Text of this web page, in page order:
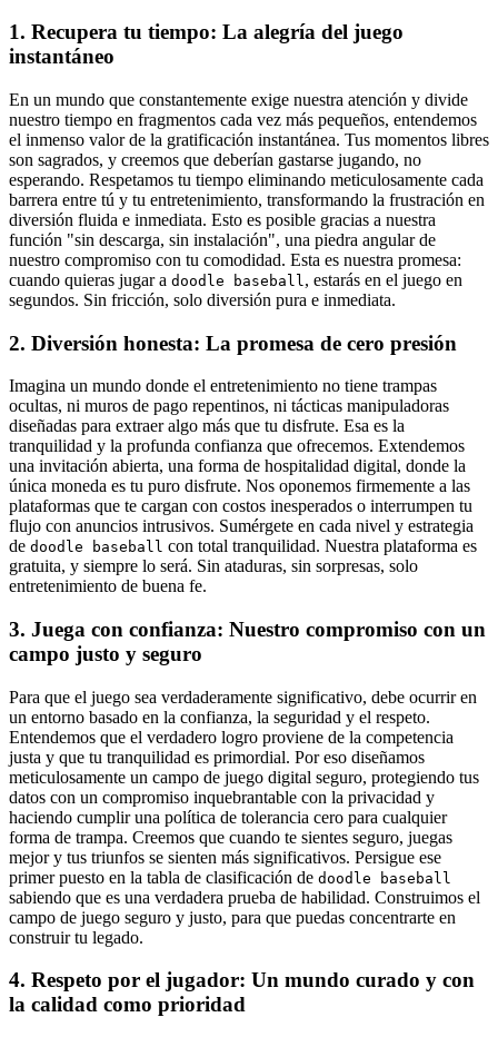
1. Recupera tu tiempo: La alegría del juego
instantáneo
En un mundo que constantemente exige nuestra atención y divide
nuestro tiempo en fragmentos cada vez más pequeños, entendemos
el inmenso valor de la gratificación instantánea. Tus momentos libres
son sagrados, y creemos que deberían gastarse jugando, no
esperando. Respetamos tu tiempo eliminando meticulosamente cada
barrera entre tú y tu entretenimiento, transformando la frustración en
diversión fluida e inmediata. Esto es posible gracias a nuestra
función "sin descarga, sin instalación", una piedra angular de
nuestro compromiso con tu comodidad. Esta es nuestra promesa:
cuando quieras jugar a doodle baseball , estarás en el juego en
segundos. Sin fricción, solo diversión pura e inmediata.
2. Diversión honesta: La promesa de cero presión
Imagina un mundo donde el entretenimiento no tiene trampas
ocultas, ni muros de pago repentinos, ni tácticas manipuladoras
diseñadas para extraer algo más que tu disfrute. Esa es la
tranquilidad y la profunda confianza que ofrecemos. Extendemos
una invitación abierta, una forma de hospitalidad digital, donde la
única moneda es tu puro disfrute. Nos oponemos firmemente a las
plataformas que te cargan con costos inesperados o interrumpen tu
flujo con anuncios intrusivos. Sumérgete en cada nivel y estrategia
de doodle baseball con total tranquilidad. Nuestra plataforma es
gratuita, y siempre lo será. Sin ataduras, sin sorpresas, solo
entretenimiento de buena fe.
3. Juega con confianza: Nuestro compromiso con un
campo justo y seguro
Para que el juego sea verdaderamente significativo, debe ocurrir en
un entorno basado en la confianza, la seguridad y el respeto.
Entendemos que el verdadero logro proviene de la competencia
justa y que tu tranquilidad es primordial. Por eso diseñamos
meticulosamente un campo de juego digital seguro, protegiendo tus
datos con un compromiso inquebrantable con la privacidad y
haciendo cumplir una política de tolerancia cero para cualquier
forma de trampa. Creemos que cuando te sientes seguro, juegas
mejor y tus triunfos se sienten más significativos. Persigue ese
primer puesto en la tabla de clasificación de doodle baseball
sabiendo que es una verdadera prueba de habilidad. Construimos el
campo de juego seguro y justo, para que puedas concentrarte en
construir tu legado.
4. Respeto por el jugador: Un mundo curado y con
la calidad como prioridad